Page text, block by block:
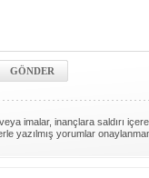
imalar, inançlara saldırı
yazılmış yorumlar